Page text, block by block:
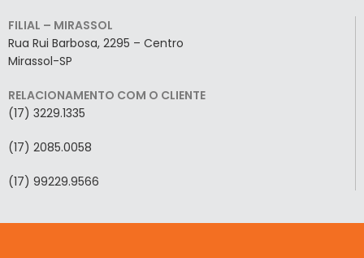
FILIAL – MIRASSOL
Rua Rui Barbosa, 2295 – Centro
Mirassol-SP
RELACIONAMENTO COM O CLIENTE
(17) 3229.1335
(17) 2085.0058
(17) 99229.9566